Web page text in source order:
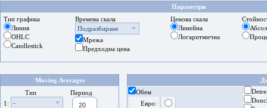
Параметри
Тип графика
Линия
OHLC
Candlestick
Времева скала
Подразбиране
Мрежа
Предходна цена
Ценова скала
Линейна
Логаритмична
Moving Averages
Тип
Период
1:
-
Обем
Евро: